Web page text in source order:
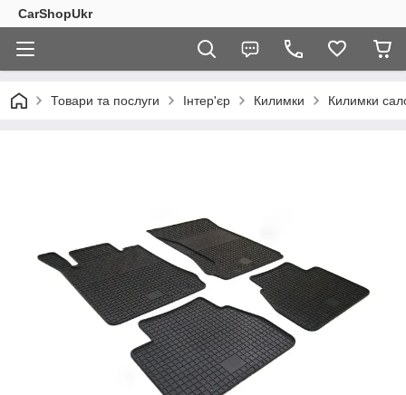
CarShopUkr
Товари та послуги Інтер'єр Килимки Килимки